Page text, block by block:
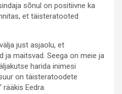
sõnul on positiivne ka
et täisteratooted
just asjaolu, et
ja maitsvad. Seega on meie ja
harida inimesi
on täisteratoodete
rääkis Eedra.